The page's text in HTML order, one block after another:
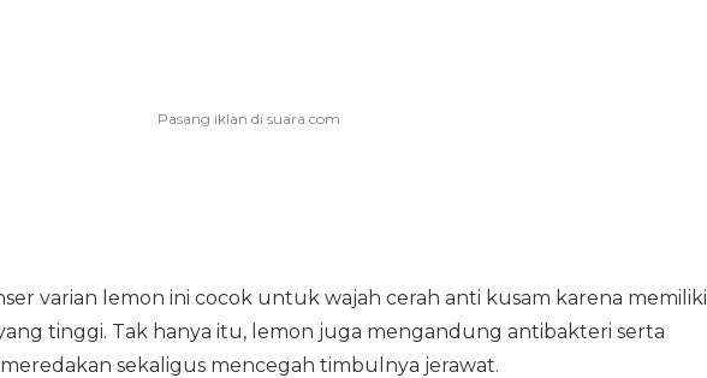
varian lemon ini cocok untuk wajah cerah anti kusam karena memiliki
tinggi. Tak hanya itu, lemon juga mengandung antibakteri serta
sekaligus mencegah timbulnya jerawat.